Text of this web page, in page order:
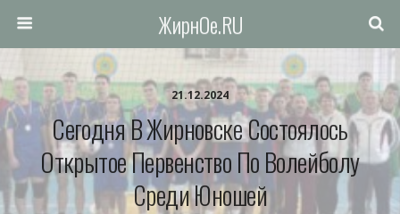
ЖирнОе.RU
21.12.2024
Сегодня В Жирновске Состоялось
Открытое Первенство По Волейболу
Среди Юношей